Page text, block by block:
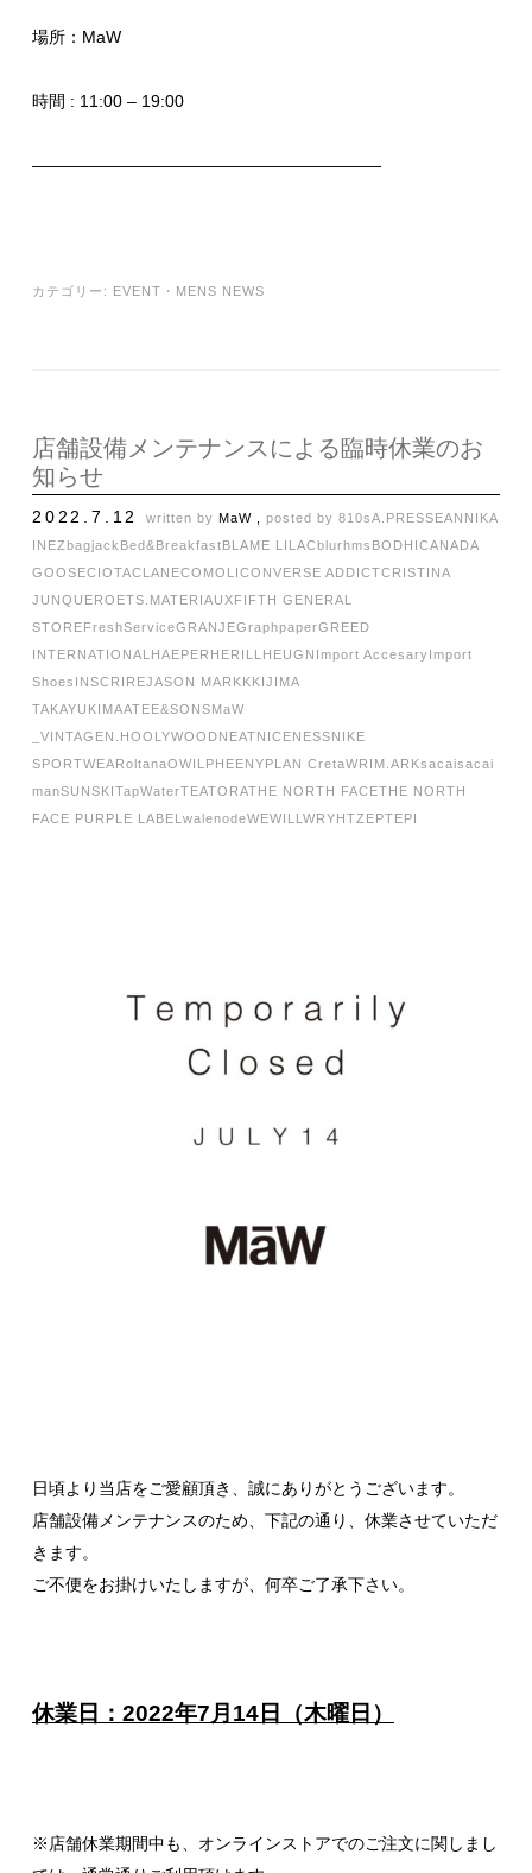
場所：MaW
時間 : 11:00 – 19:00
—————————————————————
カテゴリー: EVENT ・ MENS NEWS
店舗設備メンテナンスによる臨時休業のお
知らせ
2022.7.12 written by MaW , posted by 810sA.PRESSEANNIKA
INEZbagjack Bed&BreakfastBLAME LILACblurhms BODHICANADA
GOOSECIOTACLANECOMOLICONVERSE ADDICTCRISTINA
JUNQUERO ETS.MATERIAUXFIFTH GENERAL
STOREFreshServiceGRANJEGraphpaperGREED
INTERNATIONAL HAEPER HERILL HEUGN Import AccesaryImport
Shoes INSCRIREJASON MARKKKIJIMA
TAKAYUKI MAATEE&SONSMaW
_VINTAGEN.HOOLYWOODNEATNICENESSNIKE
SPORTWEARoltanaOWIL PHEENYPLAN CretaWRIM.ARKsacaisacai
manSUNSKITapWaterTEATORATHE NORTH FACETHE NORTH
FACE PURPLE LABEL walenodeWEWILL WRYHTZEPTEPI
日頃より当店をご愛顧頂き、誠にありがとうございます。
店舗設備メンテナンスのため、下記の通り、休業させていただ
きます。
ご不便をお掛けいたしますが、何卒ご了承下さい。
休業日：2022年7月14日（木曜日）
※店舗休業期間中も、オンラインストアでのご注文に関しまし